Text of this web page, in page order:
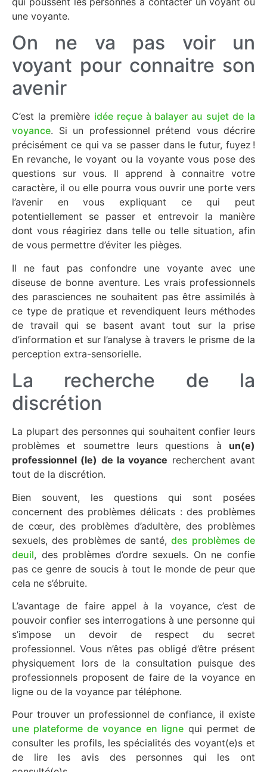
une voyante.
On ne va pas voir un
voyant pour connaitre son
avenir
C’est la première idée reçue à balayer au sujet de la
voyance. Si un professionnel prétend vous décrire
précisément ce qui va se passer dans le futur, fuyez !
En revanche, le voyant ou la voyante vous pose des
questions sur vous. Il apprend à connaitre votre
caractère, il ou elle pourra vous ouvrir une porte vers
l’avenir en vous expliquant ce qui peut
potentiellement se passer et entrevoir la manière
dont vous réagiriez dans telle ou telle situation, afin
de vous permettre d’éviter les pièges.
Il ne faut pas confondre une voyante avec une
diseuse de bonne aventure. Les vrais professionnels
des parasciences ne souhaitent pas être assimilés à
ce type de pratique et revendiquent leurs méthodes
de travail qui se basent avant tout sur la prise
d’information et sur l’analyse à travers le prisme de la
perception extra-sensorielle.
La recherche de la
discrétion
La plupart des personnes qui souhaitent confier leurs
problèmes et soumettre leurs questions à un(e)
professionnel (le) de la voyance recherchent avant
tout de la discrétion.
Bien souvent, les questions qui sont posées
concernent des problèmes délicats : des problèmes
de cœur, des problèmes d’adultère, des problèmes
sexuels, des problèmes de santé,des problèmes de
deuil, des problèmes d’ordre sexuels. On ne confie
pas ce genre de soucis à tout le monde de peur que
cela ne s’ébruite.
L’avantage de faire appel à la voyance, c’est de
pouvoir confier ses interrogations à une personne qui
s’impose un devoir de respect du secret
professionnel. Vous n’êtes pas obligé d’être présent
physiquement lors de la consultation puisque des
professionnels proposent de faire de la voyance en
ligne ou de la voyance par téléphone.
Pour trouver un professionnel de confiance, il existe
une plateforme de voyance en lignequi permet de
consulter les profils, les spécialités des voyant(e)s et
de lire les avis des personnes qui les ont